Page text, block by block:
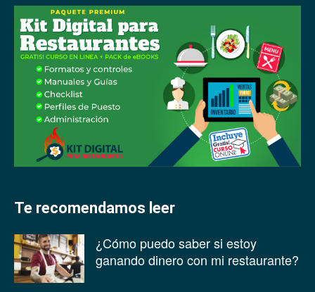
Te recomendamos leer
¿Cómo puedo saber si estoy
ganando dinero con mi restaurante?